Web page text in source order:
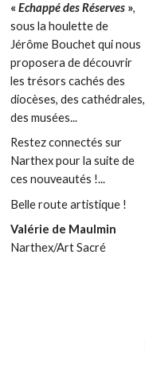
«Echappé des Réserves »,
sous la houlette de
Jérôme Bouchet qui nous
proposera de découvrir
les trésors cachés des
diocèses, des cathédrales,
des musées...
Restez connectés sur
Narthex pour la suite de
ces nouveautés !...
Belle route artistique !
Valérie de Maulmin
Narthex/Art Sacré